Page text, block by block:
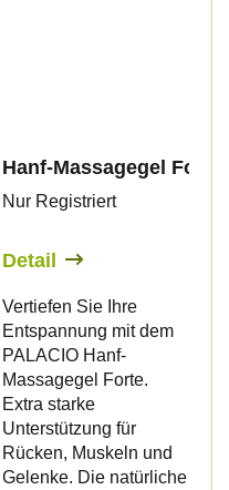
200 ml - Palacio
Hanf-Massagegel
Nur Registriert
Detail
Vertiefen Sie Ihre
Entspannung mit dem
PALACIO Hanf-
Massagegel Forte.
Extra starke
Unterstützung für
Rücken, Muskeln und
Gelenke. Die natürliche